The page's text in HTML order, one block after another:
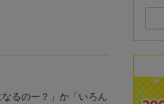
るのー？」か「いろん